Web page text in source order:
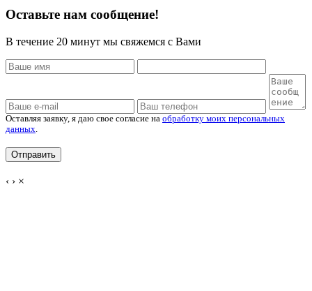
Оставьте нам сообщение!
В течение 20 минут мы свяжемся с Вами
Оставляя заявку, я даю свое согласие на обработку моих персональных
данных.
‹ › ×